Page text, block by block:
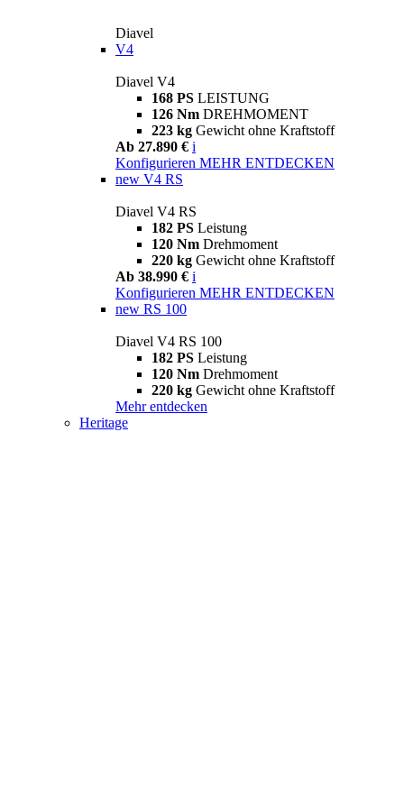
Diavel
V4
Diavel V4
168 PS LEISTUNG
126 Nm DREHMOMENT
223 kg Gewicht ohne Kraftstoff
Ab 27.890 € i
Konfigurieren MEHR ENTDECKEN
new V4 RS
Diavel V4 RS
182 PS Leistung
120 Nm Drehmoment
220 kg Gewicht ohne Kraftstoff
Ab 38.990 € i
Konfigurieren MEHR ENTDECKEN
new RS 100
Diavel V4 RS 100
182 PS Leistung
120 Nm Drehmoment
220 kg Gewicht ohne Kraftstoff
Mehr entdecken
Heritage